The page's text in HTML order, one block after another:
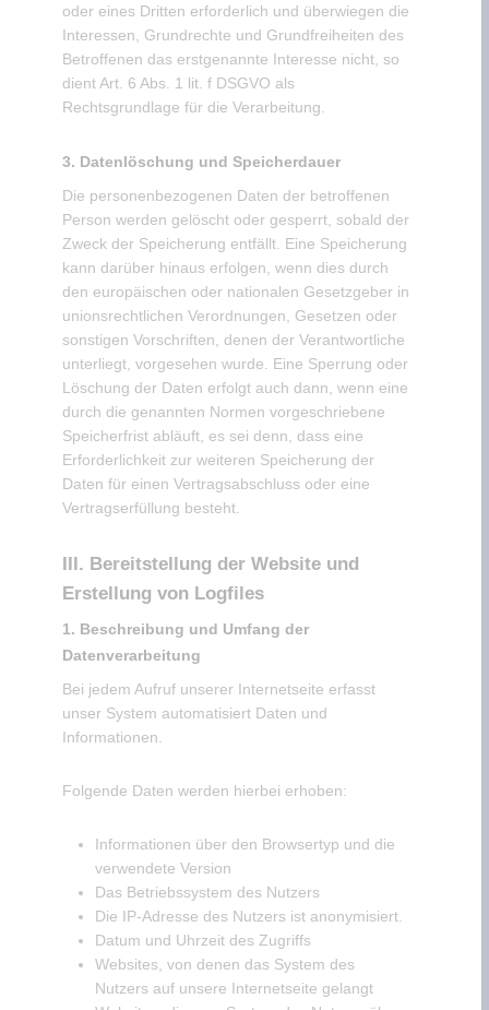
oder eines Dritten erforderlich und überwiegen die
Interessen, Grundrechte und Grundfreiheiten des
Betroffenen das erstgenannte Interesse nicht, so
dient Art. 6 Abs. 1 lit. f DSGVO als
Rechtsgrundlage für die Verarbeitung.
3. Datenlöschung und Speicherdauer
Die personenbezogenen Daten der betroffenen
Person werden gelöscht oder gesperrt, sobald der
Zweck der Speicherung entfällt. Eine Speicherung
kann darüber hinaus erfolgen, wenn dies durch
den europäischen oder nationalen Gesetzgeber in
unionsrechtlichen Verordnungen, Gesetzen oder
sonstigen Vorschriften, denen der Verantwortliche
unterliegt, vorgesehen wurde. Eine Sperrung oder
Löschung der Daten erfolgt auch dann, wenn eine
durch die genannten Normen vorgeschriebene
Speicherfrist abläuft, es sei denn, dass eine
Erforderlichkeit zur weiteren Speicherung der
Daten für einen Vertragsabschluss oder eine
Vertragserfüllung besteht.
III. Bereitstellung der Website und
Erstellung von Logfiles
1. Beschreibung und Umfang der
Datenverarbeitung
Bei jedem Aufruf unserer Internetseite erfasst
unser System automatisiert Daten und
Informationen.
Folgende Daten werden hierbei erhoben:
Informationen über den Browsertyp und die
verwendete Version
Das Betriebssystem des Nutzers
Die IP-Adresse des Nutzers ist anonymisiert.
Datum und Uhrzeit des Zugriffs
Websites, von denen das System des
Nutzers auf unsere Internetseite gelangt